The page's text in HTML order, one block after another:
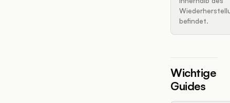
befindet.
Wichtige
Guides